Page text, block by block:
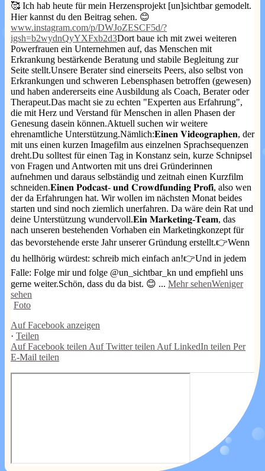
🥰 Ich hab heute für mein Herzensprojekt [un]sichtbar gemodelt.
Hier kannst du den Beitrag sehen. 😊
www.instagram.com/p/DWJoZESCF5d/?
igsh=b2wydnQyYXFxb2d3Dort baue ich mit zwei weiteren
Powerfrauen ein Unternehmen auf, das Menschen mit
Erkrankung bestärkende Beratung und stabile Begleitung zur
Seite stellt.Unsere Berater sind einerseits Peers, also selbst von
Erkrankungen und schweren Lebensphasen betroffen (gewesen)
und haben andererseits eine Ausbildung als Coach, Berater oder
Therapeut.Das macht sie zu echten "Experten aus Erfahrung",
die mit Herz und Verstand für Menschen in allen Phasen der
Genesung dasein können.Aktuell suchen wir weitere
ehrenamtliche Unterstützung.Nämlich:𝐄𝐢𝐧𝐞𝐧 𝐕𝐢𝐝𝐞𝐨𝐠𝐫𝐚𝐩𝐡𝐞𝐧, der
mit uns einen kurzen Imagefilm aus einzelnen Sprachsequenzen
dreht.Du solltest für einen Tag in Konstanz sein, kurze Schnipsel
von Fragen und Antworten mit uns drei Gründerinnen
aufnehmen und daraus selbständig und zeitnah einen Kurzfilm
schneiden.𝐄𝐢𝐧𝐞𝐧 𝐏𝐨𝐝𝐜𝐚𝐬𝐭- 𝐮𝐧𝐝 𝐂𝐫𝐨𝐰𝐝𝐟𝐮𝐧𝐝𝐢𝐧𝐠 𝐏𝐫𝐨𝐟𝐢, also wen
der da Erfahrungen hat. Wir wollen im nächsten Monat beides
starten und sind noch ziemlich unerfahren. Da wäre dein Rat und
deine Unterstützung wundervoll.𝐄𝐢𝐧 𝐌𝐚𝐫𝐤𝐞𝐭𝐢𝐧𝐠-𝐓𝐞𝐚𝐦, das
nach unseren bestehenden Vorhaben ein Marketingkonzept für
das bevorstehende erste Jahr unserer Gründung erstellt.👉Wenn
du hellhörig würdest: schreib mich einfach an!👉Und in jedem
Falle: Folge mir und folge @un_sichtbar_kn und empfiehl uns
gerne weiter.Schön, dass du da bist. 😊 ... Mehr sehenWeniger
sehen
Foto
Auf Facebook anzeigen
· Teilen
Auf Facebook teilen Auf Twitter teilen Auf LinkedIn teilen Per
E-Mail teilen